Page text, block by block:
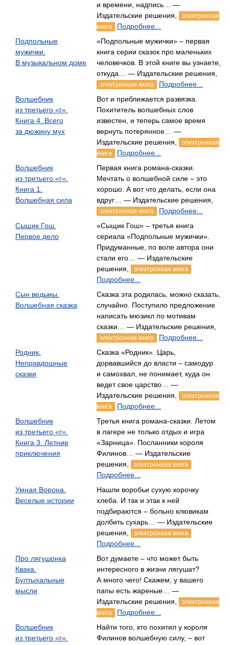
и времени, надпись… —
Издательские решения,
электронная
книга
Подробнее...
Подпольные
мужички.
В музыкальном доме
«Подпольные мужички» – первая
книга серии сказок про маленьких
человечков. В этой книге вы узнаете,
откуда… — Издательские решения,
электронная книга
Подробнее...
Волшебник
из третьего «г».
Книга 4. Всего
за дюжину мух
Вот и приближается развязка.
Похититель волшебных слов
известен, и теперь самое время
вернуть потерянное… —
Издательские решения,
электронная
книга
Подробнее...
Волшебник
из третьего «г».
Книга 1.
Волшебная сила
Первая книга романа-сказки.
Мечтать о волшебной силе – это
хорошо. А вот что делать, если она
вдруг… — Издательские решения,
электронная книга
Подробнее...
Сыщик Гош.
Первое дело
«Сыщик Гош» – третья книга
сериала «Подпольные мужички».
Придуманные, по воле автора они
стали его… — Издательские
решения,
электронная книга
Подробнее...
Сын ведьмы.
Волшебная сказка
Сказка эта родилась, можно сказать,
случайно. Поступило предложение
написать мюзикл по мотивам
сказки… — Издательские решения,
электронная книга
Подробнее...
Родник.
Неправдошные
сказки
Сказка «Родник». Царь,
дорвавшийся до власти – самодур
и самохвал, не понимает, куда он
ведет свое царство… —
Издательские решения,
электронная
книга
Подробнее...
Волшебник
из третьего «г».
Книга 3. Летние
приключения
Третья книга романа-сказки. Летом
в лагере не только отдых и игра
«Зарница». Посланники короля
Филинов… — Издательские
решения,
электронная книга
Подробнее...
Умная Ворона.
Веселые истории
Нашли воробьи сухую корочку
хлеба. И так и этак к ней
подбираются – больно клювикам
долбить сухарь… — Издательские
решения,
электронная книга
Подробнее...
Про лягушонка
Квака.
Бултыхальные
мысли
Вот думаете – что может быть
интересного в жизни лягушат?
А много чего! Скажем, у вашего
папы есть жареные… —
Издательские решения,
электронная
книга
Подробнее...
Волшебник
из третьего «г».
Найти того, кто похитил у короля
Филинов волшебную силу, – вот